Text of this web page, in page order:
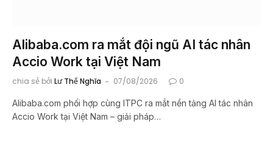
Alibaba.com ra mắt đội ngũ AI tác nhân
Accio Work tại Việt Nam
chia sẻ bởi Lư Thế Nghĩa 07/08/2026 0
Alibaba.com phối hợp cùng ITPC ra mắt nền tảng AI tác nhân
Accio Work tại Việt Nam – giải pháp…